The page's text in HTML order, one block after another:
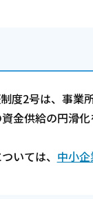
度2号は、事業
金供給の円滑
いては、 中小